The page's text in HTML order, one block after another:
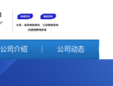
公司介绍 公司动态